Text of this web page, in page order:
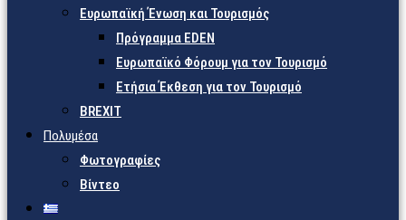
Ευρωπαϊκή Ένωση και Τουρισμός
Πρόγραμμα EDEN
Ευρωπαϊκό Φόρουμ για τον Τουρισμό
Ετήσια Έκθεση για τον Τουρισμό
BREXIT
Πολυμέσα
Φωτογραφίες
Βίντεο